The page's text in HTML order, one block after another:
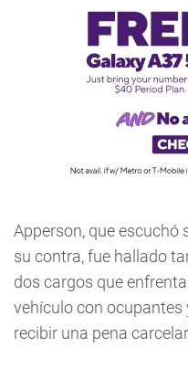
Apperson, que escuchó
su contra, fue hallado
dos cargos que
vehículo con
recibir una pena